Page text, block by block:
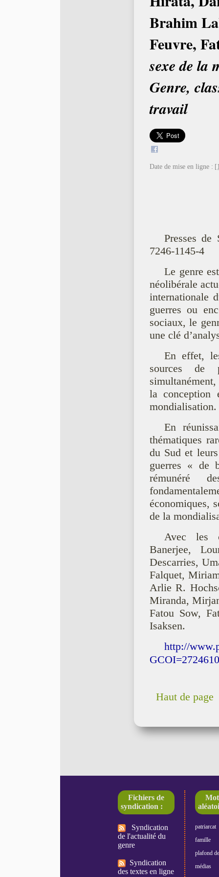
Brahim
Feuvre,
sexe de la
Genre,
travail
Date de mise en ligne :
Presses
7246-1145-4
Le genre
néolibérale
internationale
guerres ou
sociaux, le
une clé
En effet,
sources de
la conception
mondialisation.
En
thématiques
du Sud et
guerres « de
rémunéré
économiques,
de la
Avec les
Banerjee,
Descarries,
Falquet,
Arlie R.
Miranda,
Fatou Sow,
Isaksen.
http://
Haut de page
Fichiers de
syndication :
Syndication
de l'actualité du
genre
Syndication
des textes en ligne
patriarcat
famille
plafond
médias